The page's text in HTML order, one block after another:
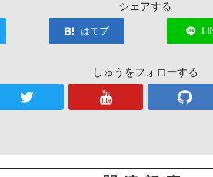
シェアする
はてブ
しゅうをフォローする